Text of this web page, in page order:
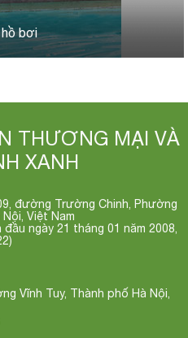
bơi
THƯƠNG MẠI VÀ
XANH
đường Trường Chinh, Phường
Việt Nam
ngày 21 tháng 01 năm 2008,
Vĩnh Tuy, Thành phố Hà Nội,